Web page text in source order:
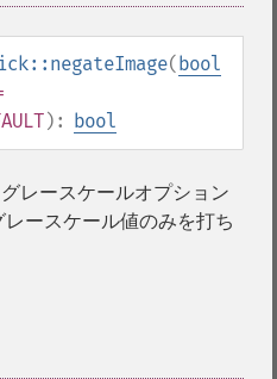
(bool
): bool
レースケールオプション
ースケール値のみを打ち